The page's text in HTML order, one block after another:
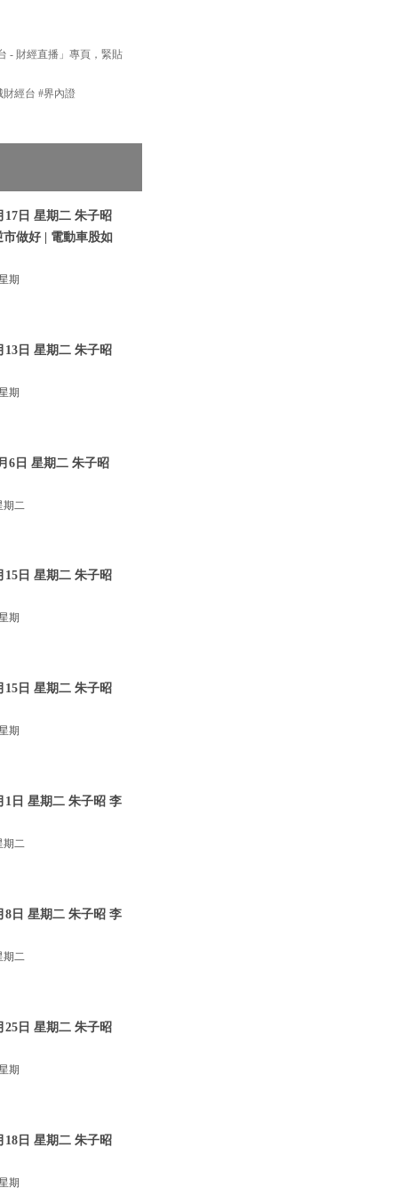
- 財經直播」專頁，緊貼
財經台 #界內證
17日 星期二 朱子昭
做好 | 電動車股如
期
13日 星期二 朱子昭
期
6日 星期二 朱子昭
期二
15日 星期二 朱子昭
期
15日 星期二 朱子昭
期
1日 星期二 朱子昭 李
期二
8日 星期二 朱子昭 李
期二
25日 星期二 朱子昭
期
18日 星期二 朱子昭
期